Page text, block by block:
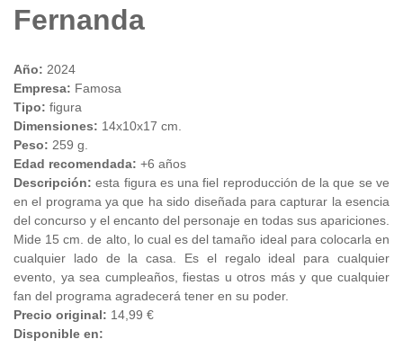
Fernanda
Año: 2024
Empresa: Famosa
Tipo: figura
Dimensiones: 14x10x17 cm.
Peso: 259 g.
Edad recomendada: +6 años
Descripción: esta figura es una fiel reproducción de la que se ve
en el programa ya que ha sido diseñada para capturar la esencia
del concurso y el encanto del personaje en todas sus apariciones.
Mide 15 cm. de alto, lo cual es del tamaño ideal para colocarla en
cualquier lado de la casa. Es el regalo ideal para cualquier
evento, ya sea cumpleaños, fiestas u otros más y que cualquier
fan del programa agradecerá tener en su poder.
Precio original: 14,99 €
Disponible en: